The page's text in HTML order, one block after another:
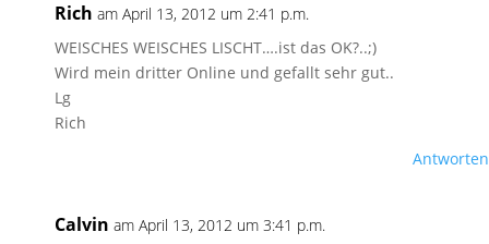
Rich am April 13, 2012 um 2:41 p.m.
WEISCHES WEISCHES LISCHT….ist das OK?..;)
Wird mein dritter Online und gefallt sehr gut..
Lg
Rich
Antworten
Calvin am April 13, 2012 um 3:41 p.m.